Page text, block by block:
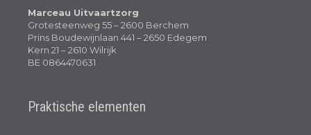
Marceau Uitvaartzorg
Grotesteenweg 55 – 2600 Berchem
Prins Boudewijnlaan 441 – 2650 Edegem
Kern 21 – 2610 Wilrijk
BE 0864470631
Praktische elementen